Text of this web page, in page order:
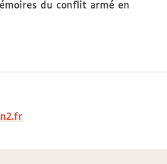
du conflit armé en